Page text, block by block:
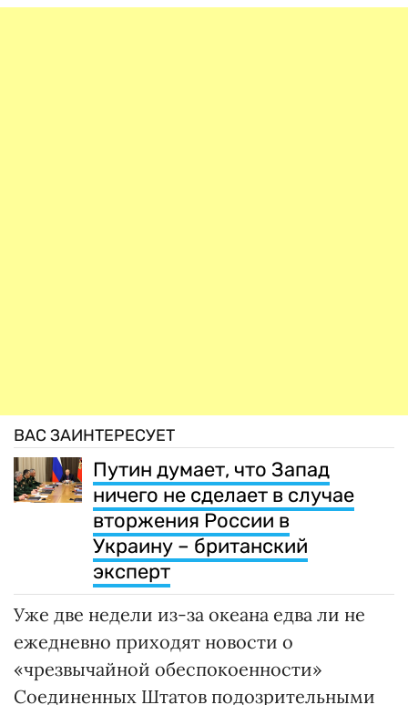
ВАС ЗАИНТЕРЕСУЕТ
Путин думает, что Запад
ничего не сделает в случае
вторжения России в
Украину – британский
эксперт
Уже две недели из-за океана едва ли не
ежедневно приходят новости о
«чрезвычайной обеспокоенности»
Соединенных Штатов подозрительными